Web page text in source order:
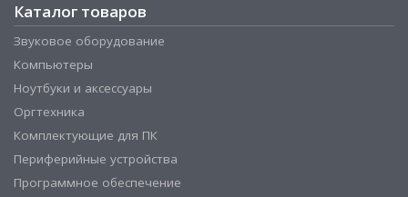
Каталог товаров
Звуковое оборудование
Компьютеры
Ноутбуки и аксессуары
Оргтехника
Комплектующие для ПК
Периферийные устройства
Программное обеспечение